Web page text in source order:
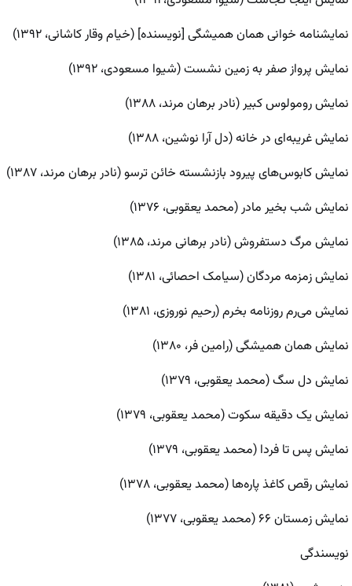
نمایشنامه خوانی همان همیشگی [نویسنده] (خیام وقار کاشانی، ۱۳۹۲)
نمایش پرواز صفر به زمین نشست (شیوا مسعودی، ۱۳۹۲)
نمایش رومولوس کبیر (نادر برهان مرند، ۱۳۸۸)
نمایش غریبه‌ای در خانه (دل آرا نوشین، ۱۳۸۸)
نمایش کابوس‌های پیرود بازنشسته خائن ترسو (نادر برهان مرند، ۱۳۸۷)
نمایش شب بخیر مادر (محمد یعقوبی، ۱۳۷۶)
نمایش مرگ دستفروش (نادر برهانی مرند، ۱۳۸۵)
نمایش زمزمه مردگان (سیامک احصائی، ۱۳۸۱)
نمایش می‌رم روزنامه بخرم (رحیم نوروزی، ۱۳۸۱)
نمایش همان همیشگی (رامین فر، ۱۳۸۰)
نمایش دل سگ (محمد یعقوبی، ۱۳۷۹)
نمایش یک دقیقه سکوت (محمد یعقوبی، ۱۳۷۹)
نمایش پس تا فردا (محمد یعقوبی، ۱۳۷۹)
نمایش رقص کاغذ پاره‌ها (محمد یعقوبی، ۱۳۷۸)
نمایش زمستان ۶۶ (محمد یعقوبی، ۱۳۷۷)
نویسندگی